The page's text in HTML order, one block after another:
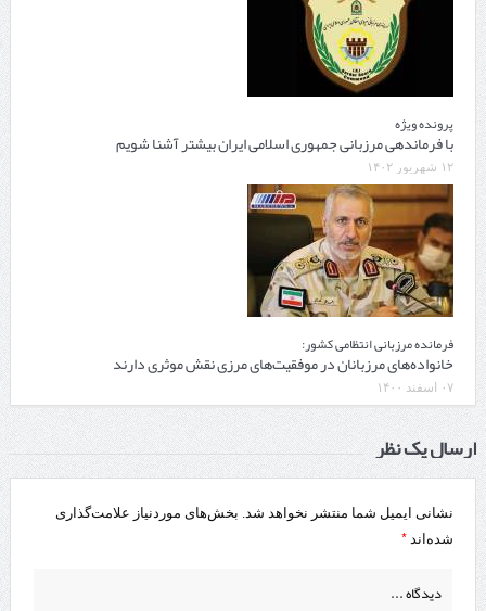
پرونده ویژه
با فرماندهی مرزبانی جمهوری اسلامی ایران بیشتر آشنا شویم
۱۲ شهریور ۱۴۰۲
فرمانده مرزبانی انتظامی کشور:
خانواده‌های مرزبانان در موفقیت‌های مرزی نقش موثری دارند
۰۷ اسفند ۱۴۰۰
ارسال یک نظر
نشانی ایمیل شما منتشر نخواهد شد. بخش‌های موردنیاز علامت‌گذاری
شده‌اند *